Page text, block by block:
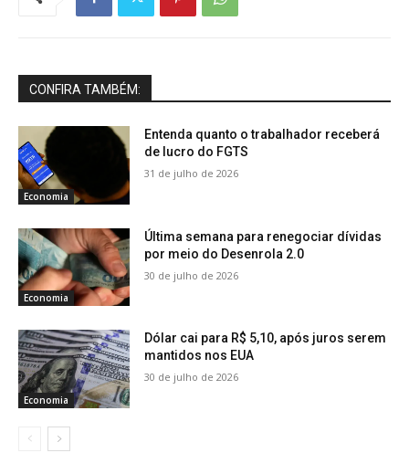
CONFIRA TAMBÉM:
Economia
Entenda quanto o trabalhador receberá
de lucro do FGTS
31 de julho de 2026
Economia
Última semana para renegociar dívidas
por meio do Desenrola 2.0
30 de julho de 2026
Economia
Dólar cai para R$ 5,10, após juros serem
mantidos nos EUA
30 de julho de 2026